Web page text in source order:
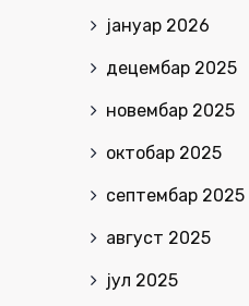
јануар 2026
децембар 2025
новембар 2025
октобар 2025
септембар 2025
август 2025
јул 2025